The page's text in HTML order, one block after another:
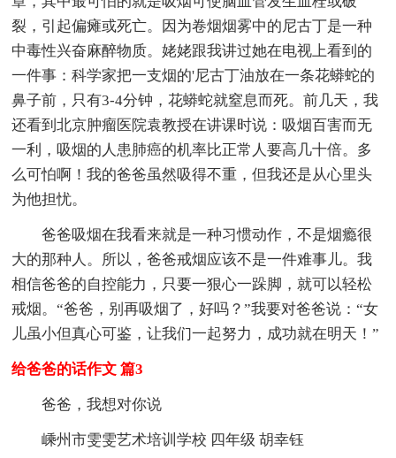
裂，引起偏瘫或死亡。因为卷烟烟雾中的尼古丁是一种
中毒性兴奋麻醉物质。姥姥跟我讲过她在电视上看到的
一件事：科学家把一支烟的'尼古丁油放在一条花蟒蛇的
鼻子前，只有3-4分钟，花蟒蛇就窒息而死。前几天，我
还看到北京肿瘤医院袁教授在讲课时说：吸烟百害而无
一利，吸烟的人患肺癌的机率比正常人要高几十倍。多
么可怕啊！我的爸爸虽然吸得不重，但我还是从心里头
为他担忧。
爸爸吸烟在我看来就是一种习惯动作，不是烟瘾很
大的那种人。所以，爸爸戒烟应该不是一件难事儿。我
相信爸爸的自控能力，只要一狠心一跺脚，就可以轻松
戒烟。“爸爸，别再吸烟了，好吗？”我要对爸爸说：“女
儿虽小但真心可鉴，让我们一起努力，成功就在明天！”
给爸爸的话作文 篇3
爸爸，我想对你说
嵊州市雯雯艺术培训学校 四年级 胡幸钰